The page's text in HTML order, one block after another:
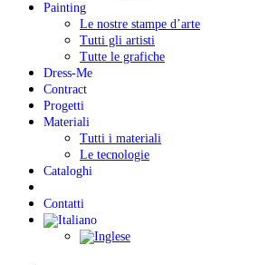
Painting
Le nostre stampe d’arte
Tutti gli artisti
Tutte le grafiche
Dress-Me
Contract
Progetti
Materiali
Tutti i materiali
Le tecnologie
Cataloghi
Contatti